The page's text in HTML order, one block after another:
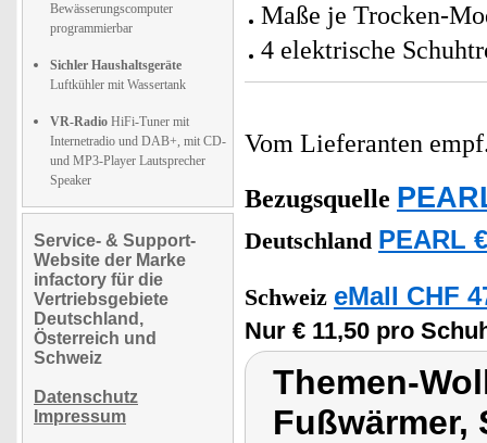
Bewässerungscomputer
programmierbar
Sichler Haushaltsgeräte
Luftkühler mit Wassertank
VR-Radio HiFi-Tuner mit
Internetradio und DAB+, mit CD-
und MP3-Player Lautsprecher
Speaker
Service- & Support-
Website der Marke
infactory für die
Vertriebsgebiete
Deutschland,
Österreich und
Schweiz
Datenschutz
Impressum
Maße je Trocken-
4 elektrische
Vom Lieferanten
Bezugsquelle
Deutschland PEARL
Schweiz eMall CHF
Nur € 11,50 pro
Themen-
Fußwärmer,